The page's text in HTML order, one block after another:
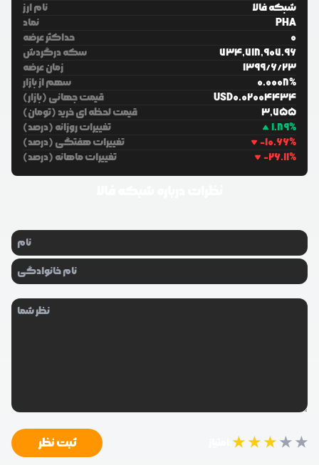
نام ارز
شبکه فالا
نماد
PHA
حداکثر عرضه
0
سکه درگردش
734,718,907.96
زمان عرضه
1399/6/23
سهم از بازار
0.0008%
قیمت جهانی (بازار)
USD0.02004434
قیمت لحظه ای خرید (تومان)
3,755
تغییرات روزانه (درصد)
1.89%
تغییرات هفتگی (درصد)
-10.66%
تغییرات ماهانه (درصد)
-26.11%
★★★★★ ثبت نظر